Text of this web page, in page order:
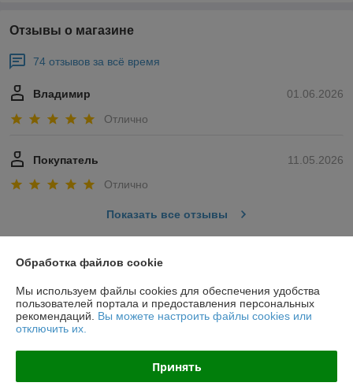
Отзывы о магазине
74 отзывов за всё время
01.06.2026
Владимир
Отлично
11.05.2026
Покупатель
Отлично
Показать все отзывы
О нас
Контакты
График работы
Обработка файлов cookie
Мы используем файлы cookies для обеспечения удобства
пользователей портала и предоставления персональных
рекомендаций. Вы можете настроить файлы cookies или
отключить их.
Принять